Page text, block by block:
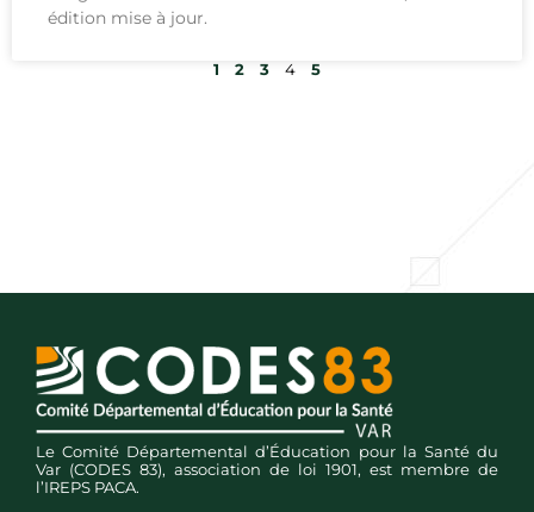
édition mise à jour.
1 2 3 4 5
Le Comité Départemental d’Éducation pour la Santé du
Var (CODES 83), association de loi 1901, est membre de
l’IREPS PACA.